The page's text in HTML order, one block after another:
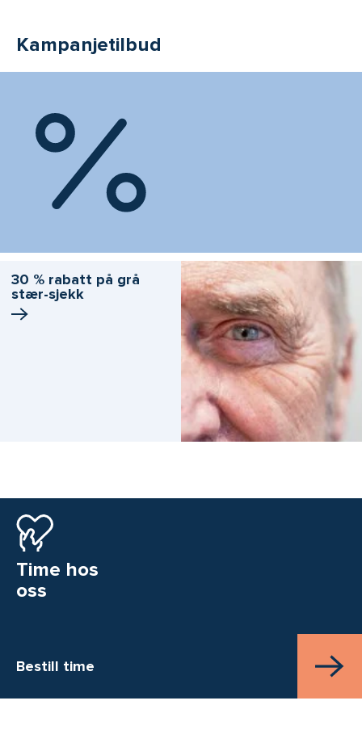
Kampanjetilbud
30 % rabatt på grå
stær-sjekk
Time hos
oss
Bestill time